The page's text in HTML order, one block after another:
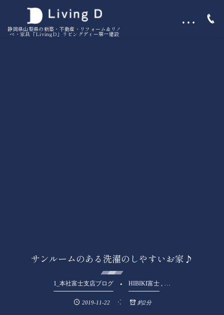
静岡県山梨県の新築・不動産・リフォーム＆リノ
ベ・家具「LivingD」リビングディー第一建設
…
サンルームのある洗濯のしやすいお家♪
1_本社富士支店ブログ HIBIKI富士 , …
2019-11-22 約2分